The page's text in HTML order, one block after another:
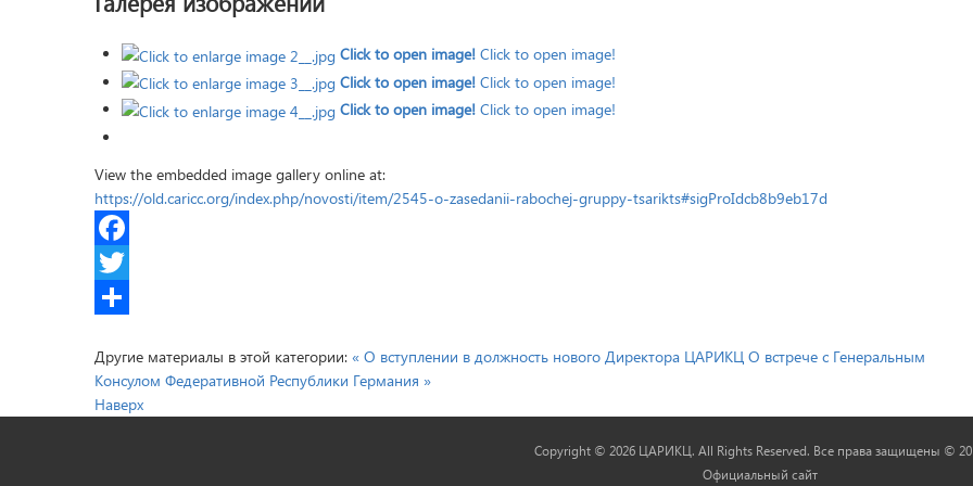
Click to open image! Click to open image!
Click to open image! Click to open image!
Click to open image! Click to open image!
View the embedded image gallery online at:
https://old.caricc.org/index.php/novosti/item/2545-o-zasedanii-rabochej-gruppy-tsarikts#sigProIdcb8b9eb17d
Facebook
Twitter
Другие материалы в этой категории: « О вступлении в должность нового Директора ЦАРИКЦ О встрече с Генеральным
Консулом Федеративной Республики Германия »
Наверх
Copyright © 2026 ЦАРИКЦ. All Rights Reserved. Все права защищены ©
Официальный сайт